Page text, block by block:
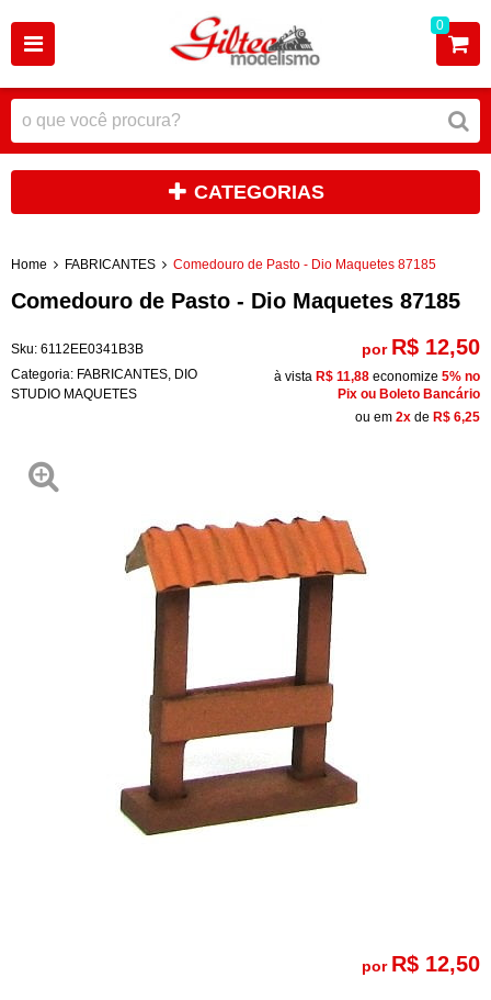
0
CATEGORIAS
Home FABRICANTES Comedouro de Pasto - Dio Maquetes 87185
Comedouro de Pasto - Dio Maquetes 87185
Sku: 6112EE0341B3B
Categoria: FABRICANTES DIO
STUDIO MAQUETES
por R$ 12,50
à vista R$ 11,88 economize 5% no
Pix ou Boleto Bancário
ou em 2x de R$ 6,25
por R$ 12,50